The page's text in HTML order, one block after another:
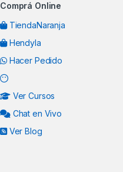
Comprá Online
TiendaNaranja
Hendyla
Hacer Pedido
Ver Cursos
Chat en Vivo
Ver Blog